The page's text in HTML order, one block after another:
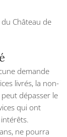
Château de
demande
livrés, la non-
dépasser le
qui ont
ne pourra